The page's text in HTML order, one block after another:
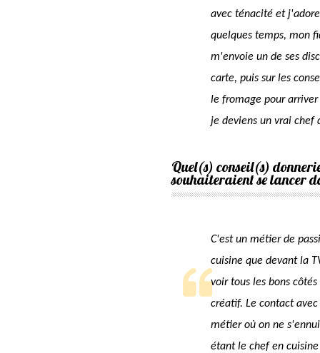
avec ténacité et
quelques temps, mon
m'envoie un de ses
carte, puis sur les
le fromage pour arriver
je deviens un vrai chef
Quel(s) conseil(s)
souhaiteraient se lancer
C'est un métier de
cuisine que devant la
voir tous les bons
créatif. Le contact
métier où on ne
étant le chef en